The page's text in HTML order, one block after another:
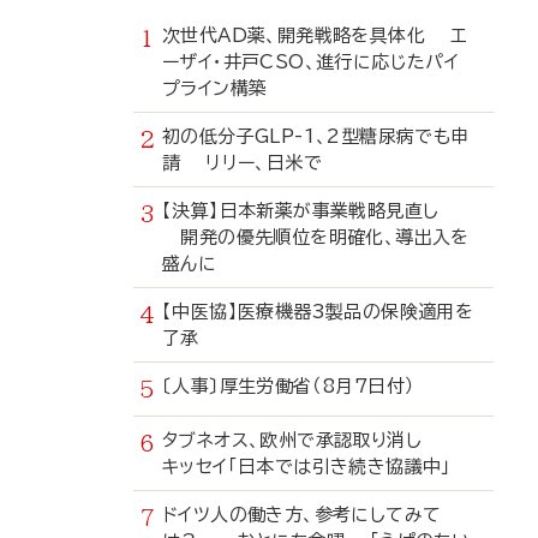
次世代AD薬、開発戦略を具体化 エ
ーザイ・井戸CSO、進行に応じたパイ
プライン構築
初の低分子GLP-1、2型糖尿病でも申
請 リリー、日米で
【決算】日本新薬が事業戦略見直し
開発の優先順位を明確化、導出入を
盛んに
【中医協】医療機器3製品の保険適用を
了承
〔人事〕厚生労働省（8月7日付）
タブネオス、欧州で承認取り消し
キッセイ「日本では引き続き協議中」
ドイツ人の働き方、参考にしてみて